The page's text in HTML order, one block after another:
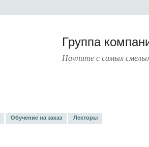
Группа
Начните с самых
Обучение на заказ Лекторы